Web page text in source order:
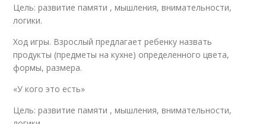
Цель: развитие памяти , мышления, внимательности,
логики.
Ход игры. Взрослый предлагает ребенку назвать
продукты (предметы на кухне) определенного цвета,
формы, размера.
«У кого это есть»
Цель: развитие памяти , мышления, внимательности,